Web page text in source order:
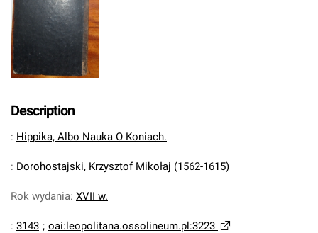
Description
: Hippika, Albo Nauka O Koniach.
: Dorohostajski, Krzysztof Mikołaj (1562-1615)
Rok wydania: XVII w.
: 3143 ; oai:leopolitana.ossolineum.pl:3223